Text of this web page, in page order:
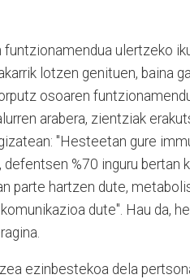
ulertzeko
lotzen genituen, baina
osoaren
arabera, zientziak
"Hesteetan gure
%70 inguru bertan
parte hartzen dute,
dute". Hau da,
ezinbestekoa dela